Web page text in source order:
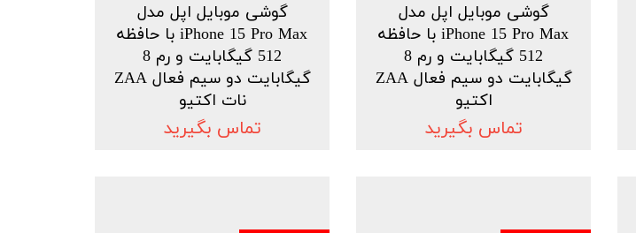
گوشی موبایل اپل مدل
iPhone 15 Pro Max با حافظه
512 گیگابایت و رم 8
گیگابایت دو سیم فعال ZAA
اکتیو
تماس بگیرید
گوشی موبایل اپل مدل
iPhone 15 Pro Max با حافظه
512 گیگابایت و رم 8
گیگابایت دو سیم فعال ZAA
نات اکتیو
تماس بگیرید